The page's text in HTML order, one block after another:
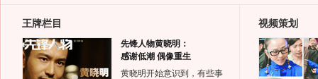
王牌栏目
先锋人物黄晓明：
感谢低潮 偶像重生
黄晓明开始意识到，有些事
视频策划